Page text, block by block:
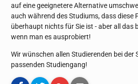
auf eine geeignetere Alternative
auch während des Studiums, dass diese
überhaupt nichts für Sie ist - aber all das
wenn man es ausprobiert!
Wir wünschen allen Studierenden bei der
passenden Studiengang!